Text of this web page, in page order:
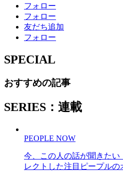
フォロー
フォロー
友だち追加
フォロー
SPECIAL
おすすめの記事
SERIES：連載
PEOPLE NOW
今、この人の話が聞きた
レクトした注目ピープル